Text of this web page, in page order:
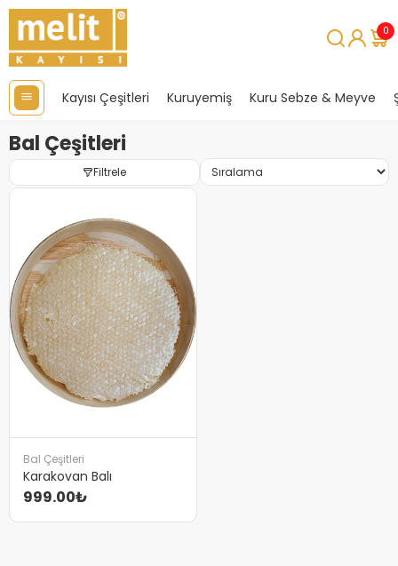
0
Kayısı Çeşitleri Kuruyemiş Kuru Sebze & Meyve
Bal Çeşitleri
Filtrele
Bal Çeşitleri
Karakovan Balı
999.00₺